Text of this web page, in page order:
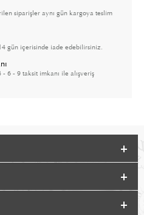
siparişler aynı gün kargoya teslim
gün içerisinde iade edebilirsiniz.
6 - 9 taksit imkanı ile alışveriş